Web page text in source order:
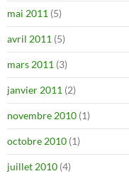
mai 2011 (5)
avril 2011 (5)
mars 2011 (3)
janvier 2011 (2)
novembre 2010 (1)
octobre 2010 (1)
juillet 2010 (4)